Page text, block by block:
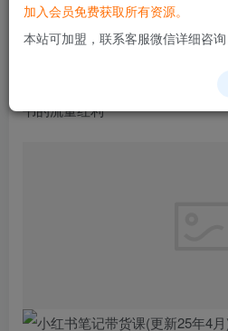
您当前未登录！建议
笔记带货课(更新25年4月)
书的流量红利
加入会员免费获取所有资源。
本站可加盟，联系客服微信详细咨询